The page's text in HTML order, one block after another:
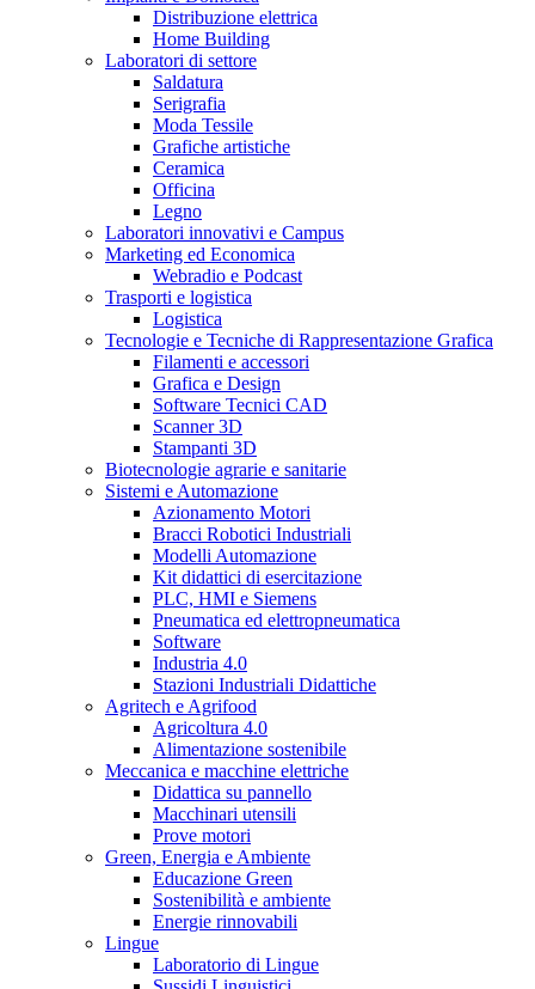
Distribuzione elettrica
Home Building
Laboratori di settore
Saldatura
Serigrafia
Moda Tessile
Grafiche artistiche
Ceramica
Officina
Legno
Laboratori innovativi e Campus
Marketing ed Economica
Webradio e Podcast
Trasporti e logistica
Logistica
Tecnologie e Tecniche di Rappresentazione Grafica
Filamenti e accessori
Grafica e Design
Software Tecnici CAD
Scanner 3D
Stampanti 3D
Biotecnologie agrarie e sanitarie
Sistemi e Automazione
Azionamento Motori
Bracci Robotici Industriali
Modelli Automazione
Kit didattici di esercitazione
PLC, HMI e Siemens
Pneumatica ed elettropneumatica
Software
Industria 4.0
Stazioni Industriali Didattiche
Agritech e Agrifood
Agricoltura 4.0
Alimentazione sostenibile
Meccanica e macchine elettriche
Didattica su pannello
Macchinari utensili
Prove motori
Green, Energia e Ambiente
Educazione Green
Sostenibilità e ambiente
Energie rinnovabili
Lingue
Laboratorio di Lingue